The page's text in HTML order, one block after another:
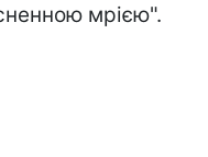
мрією".